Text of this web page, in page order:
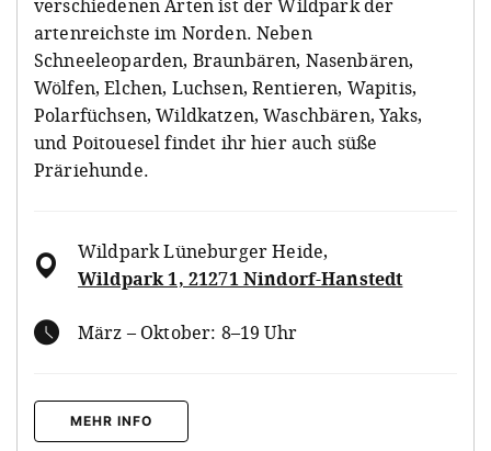
verschiedenen Arten ist der Wildpark der
artenreichste im Norden. Neben
Schneeleoparden, Braunbären, Nasenbären,
Wölfen, Elchen, Luchsen, Rentieren, Wapitis,
Polarfüchsen, Wildkatzen, Waschbären, Yaks,
und Poitouesel findet ihr hier auch süße
Präriehunde.
Wildpark Lüneburger Heide,
Wildpark 1, 21271 Nindorf-Hanstedt
März – Oktober: 8–19 Uhr
MEHR INFO